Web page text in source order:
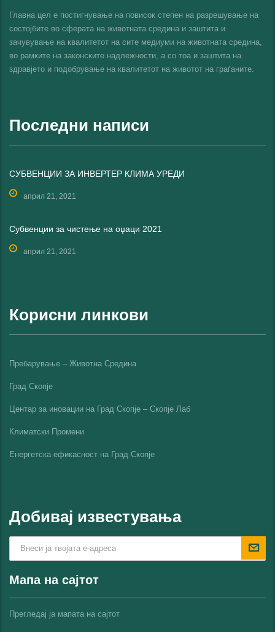
Главна цел е постигнување на повисок степен на разрешување на
состојбите во сферата на животната средина и заштита и
зачувување на квалитетот на сите медиуми на животната средина,
во рамките на законските надлежности, а со тоа и заштита на
здравјето и подобрување на квалитетот на животот на граѓаните.
Последни написи
СУБВЕНЦИИ ЗА ИНВЕРТЕР КЛИМА УРЕДИ
април 21, 2021
Субвенции за чистење на оџаци 2021
април 21, 2021
Корисни линкови
Пребарување – Животна Средина
Град Скопје
Центар за иновации на Град Скопје – Скопје Лаб
Климатски Промени
Енергетска ефикасност на Град Скопјe
Добивај известувања
Мапа на сајтот
Прегледај ја мапата на сајтот